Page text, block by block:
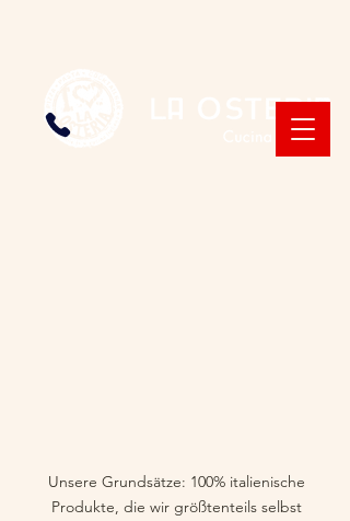
Unsere Grundsätze: 100% italienische
Produkte, die wir größtenteils selbst